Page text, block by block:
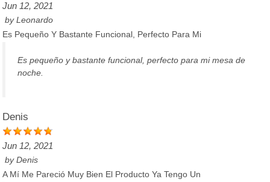
Jun 12, 2021
byLeonardo
Es Pequeño Y Bastante Funcional, Perfecto Para Mi
Es pequeño y bastante funcional, perfecto para mi mesa de
noche.
Denis
Jun 12, 2021
byDenis
A Mí Me Pareció Muy Bien El Producto Ya Tengo Un